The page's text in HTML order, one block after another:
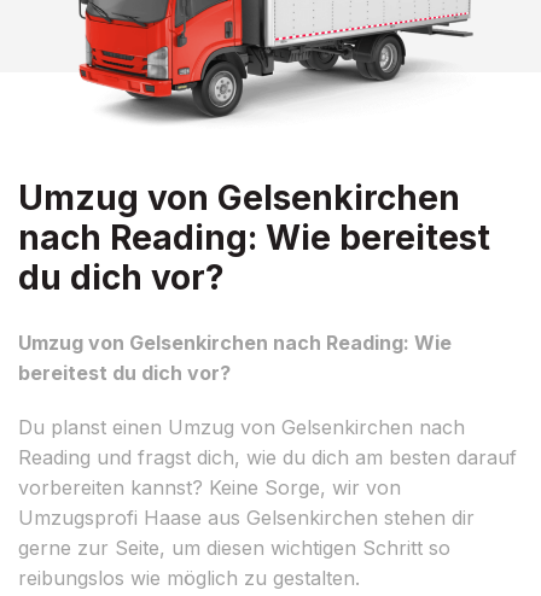
Umzug von Gelsenkirchen
nach Reading: Wie bereitest
du dich vor?
Umzug von Gelsenkirchen nach Reading: Wie
bereitest du dich vor?
Du planst einen Umzug von Gelsenkirchen nach
Reading und fragst dich, wie du dich am besten darauf
vorbereiten kannst? Keine Sorge, wir von
Umzugsprofi Haase aus Gelsenkirchen stehen dir
gerne zur Seite, um diesen wichtigen Schritt so
reibungslos wie möglich zu gestalten.